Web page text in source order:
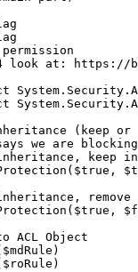
at: https://
(keep
we are
keep
ACL Object